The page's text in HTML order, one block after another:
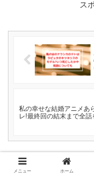
ス
私の幸せな結婚アニメあ
レ!最終回の結末まで全話
ホーム アニメ･漫
メニュー ホーム